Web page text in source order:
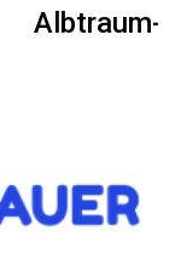
Albtraum-